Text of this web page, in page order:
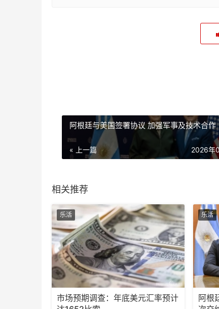
阿根廷与美国签署协议 加强军事及技术合作
« 上一篇 2026年
相关推荐
乐活
市场预期调查：年底美元汇率预计
乐活
阿根